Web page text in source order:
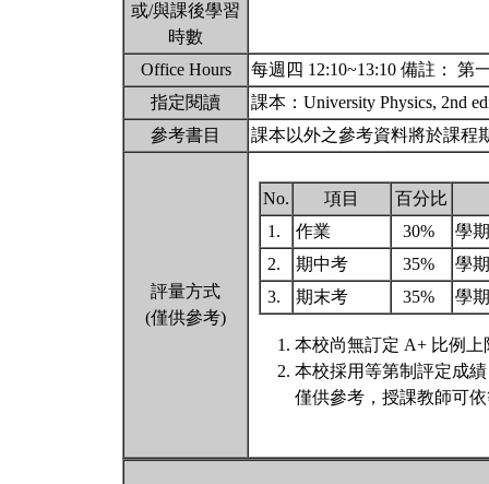
或/與課後學習
時數
Office Hours
每週四 12:10~13:10 備註：
指定閱讀
課本：University Physics, 2nd
參考書目
課本以外之參考資料將於課程
評量方式
(僅供參考)
No. 項目
百分比
1.
作業 30%
學
2.
期中考 35%
學
3.
期末考 35% 學
本校尚無訂定 A+ 比例上
本校採用等第制評定成
僅供參考，授課教師可